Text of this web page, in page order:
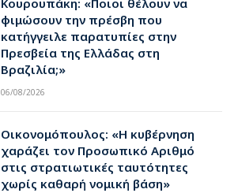
Κουρουπάκη: «Ποιοι θέλουν να
φιμώσουν την πρέσβη που
κατήγγειλε παρατυπίες στην
Πρεσβεία της Ελλάδας στη
Βραζιλία;»
06/08/2026
Οικονομόπουλος: «Η κυβέρνηση
χαράζει τον Προσωπικό Αριθμό
στις στρατιωτικές ταυτότητες
χωρίς καθαρή νομική βάση»